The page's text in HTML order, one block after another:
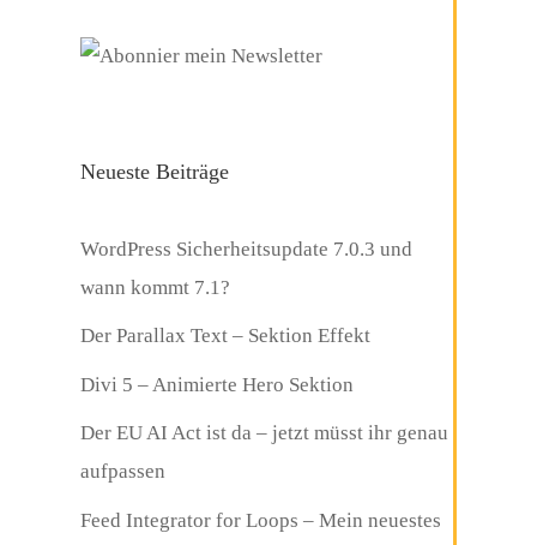
Neueste Beiträge
WordPress Sicherheitsupdate 7.0.3 und
wann kommt 7.1?
Der Parallax Text – Sektion Effekt
Divi 5 – Animierte Hero Sektion
Der EU AI Act ist da – jetzt müsst ihr genau
aufpassen
Feed Integrator for Loops – Mein neuestes